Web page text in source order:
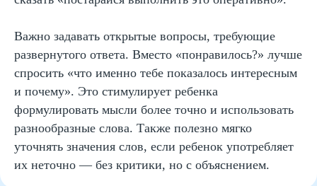
Важно задавать открытые вопросы, требующие
развернутого ответа. Вместо «понравилось?» лучше
спросить «что именно тебе показалось интересным
и почему». Это стимулирует ребенка
формулировать мысли более точно и использовать
разнообразные слова. Также полезно мягко
уточнять значения слов, если ребенок употребляет
их неточно — без критики, но с объяснением.